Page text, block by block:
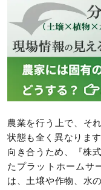
農業を行う上で、そ
状態も全く異なりま
向き合うため、『株
たプラットホームサ
は、土壌や作物、水